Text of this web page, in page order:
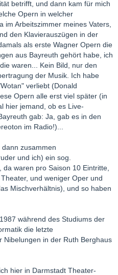
betrifft, und dann kam für mich
Opern in welcher
im Arbeitszimmer meines Vaters,
den Klavierauszügen in der
als erste Wagner Opern die
aus Bayreuth gehört habe, ich
waren... Kein Bild, nur den
der Musik. Ich habe
verliebt (Donald
Opern alle erst viel später (in
hier jemand, ob es Live-
gab: Ja, gab es in den
im Radio!)...
zusammen
und ich) ein sog.
waren pro Saison 10 Eintritte,
und weniger Oper und
Mischverhältnis), und so haben
während des Studiums der
die letzte
Nibelungen in der Ruth Berghaus
hier in Darmstadt Theater-